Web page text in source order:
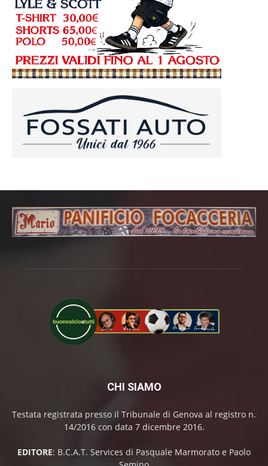
CHI SIAMO
Testata registrata presso il Tribunale di Genova al registro n.
14/2016 con data 7 dicembre 2016.
EDITORE: B.C.A.T. Services di Pasquale Marmorato e Paolo